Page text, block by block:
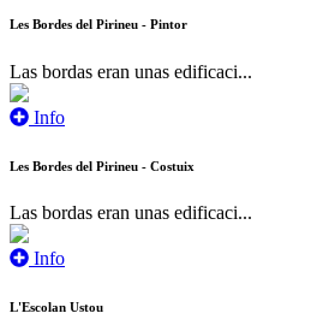
Les Bordes del Pirineu - Pintor
Las bordas eran unas edificaci...
Info
Les Bordes del Pirineu - Costuix
Las bordas eran unas edificaci...
Info
L'Escolan Ustou